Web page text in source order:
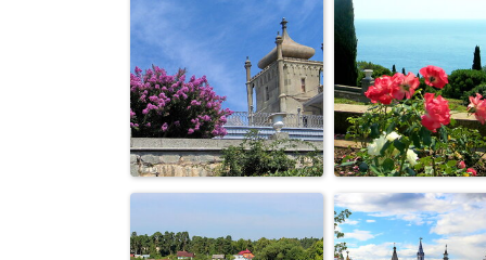
озеро Рощинское часовня